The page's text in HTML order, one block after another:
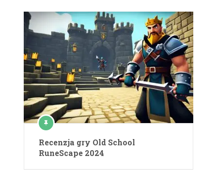
Recenzja gry Old School
RuneScape 2024